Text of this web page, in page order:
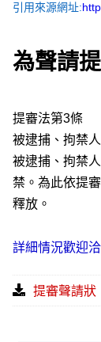
引用來源網址:
為聲請
提審法第3條
被逮捕、拘禁
被逮捕、拘禁
禁。為此依提
釋放。
詳細情況歡迎
提審聲請狀